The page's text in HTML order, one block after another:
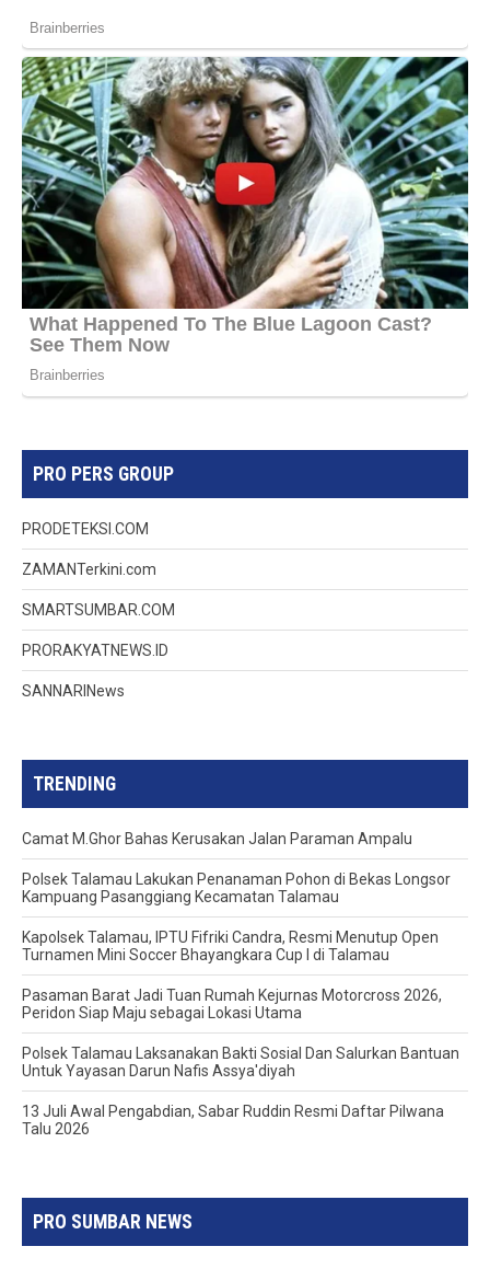
PRO PERS GROUP
PRODETEKSI.COM
ZAMANTerkini.com
SMARTSUMBAR.COM
PRORAKYATNEWS.ID
SANNARINews
TRENDING
Camat M.Ghor Bahas Kerusakan Jalan Paraman Ampalu
Polsek Talamau Lakukan Penanaman Pohon di Bekas Longsor
Kampuang Pasanggiang Kecamatan Talamau
Kapolsek Talamau, IPTU Fifriki Candra, Resmi Menutup Open
Turnamen Mini Soccer Bhayangkara Cup I di Talamau
Pasaman Barat Jadi Tuan Rumah Kejurnas Motorcross 2026,
Peridon Siap Maju sebagai Lokasi Utama
Polsek Talamau Laksanakan Bakti Sosial Dan Salurkan Bantuan
Untuk Yayasan Darun Nafis Assya'diyah
13 Juli Awal Pengabdian, Sabar Ruddin Resmi Daftar Pilwana
Talu 2026
PRO SUMBAR NEWS